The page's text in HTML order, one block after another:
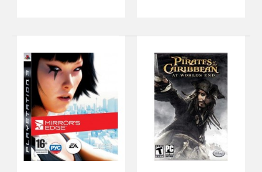
EyePet и друзья (PS3 русская ве..
899 грн.